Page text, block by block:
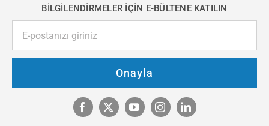
BİLGİLENDİRMELER İÇİN E-BÜLTENE KATILIN
Onayla